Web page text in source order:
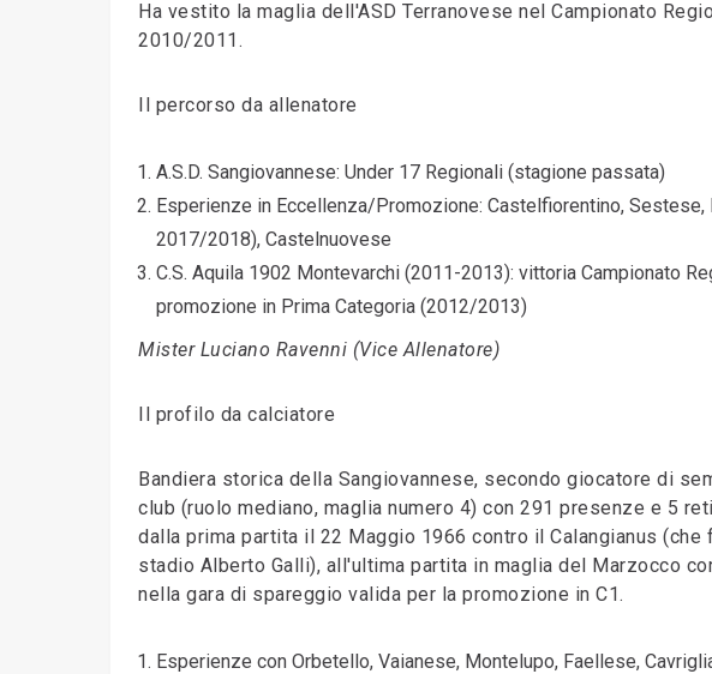
Ha vestito la maglia dell'ASD Terranovese nel Campionato
2010/2011.
Il percorso da allenatore
A.S.D. Sangiovannese: Under 17 Regionali (stagione passata)
Esperienze in Eccellenza/Promozione: Castelfiorentino,
2017/2018), Castelnuovese
C.S. Aquila 1902 Montevarchi (2011-2013): vittoria Campionato
promozione in Prima Categoria (2012/2013)
Mister Luciano Ravenni (Vice Allenatore)
Il profilo da calciatore
Bandiera storica della Sangiovannese, secondo giocatore di
club (ruolo mediano, maglia numero 4) con 291 presenze e 5
dalla prima partita il 22 Maggio 1966 contro il Calangianus
stadio Alberto Galli), all'ultima partita in maglia del Marzocco
nella gara di spareggio valida per la promozione in C1.
Esperienze con Orbetello, Vaianese, Montelupo, Faellese,